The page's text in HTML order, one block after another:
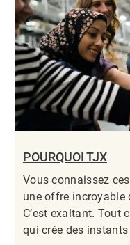
POURQUOI TJX
Vous connaissez
une offre incroyable
C’est exaltant. Tout
qui crée des